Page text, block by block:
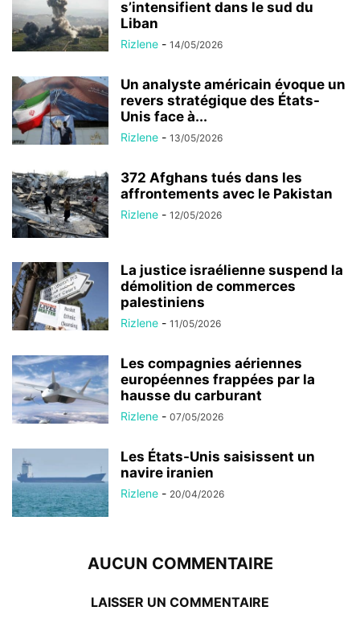
s’intensifient dans le sud du
Liban
Rizlene - 14/05/2026
Un analyste américain évoque un
revers stratégique des États-
Unis face à...
Rizlene - 13/05/2026
372 Afghans tués dans les
affrontements avec le Pakistan
Rizlene - 12/05/2026
La justice israélienne suspend la
démolition de commerces
palestiniens
Rizlene - 11/05/2026
Les compagnies aériennes
européennes frappées par la
hausse du carburant
Rizlene - 07/05/2026
Les États-Unis saisissent un
navire iranien
Rizlene - 20/04/2026
AUCUN COMMENTAIRE
LAISSER UN COMMENTAIRE